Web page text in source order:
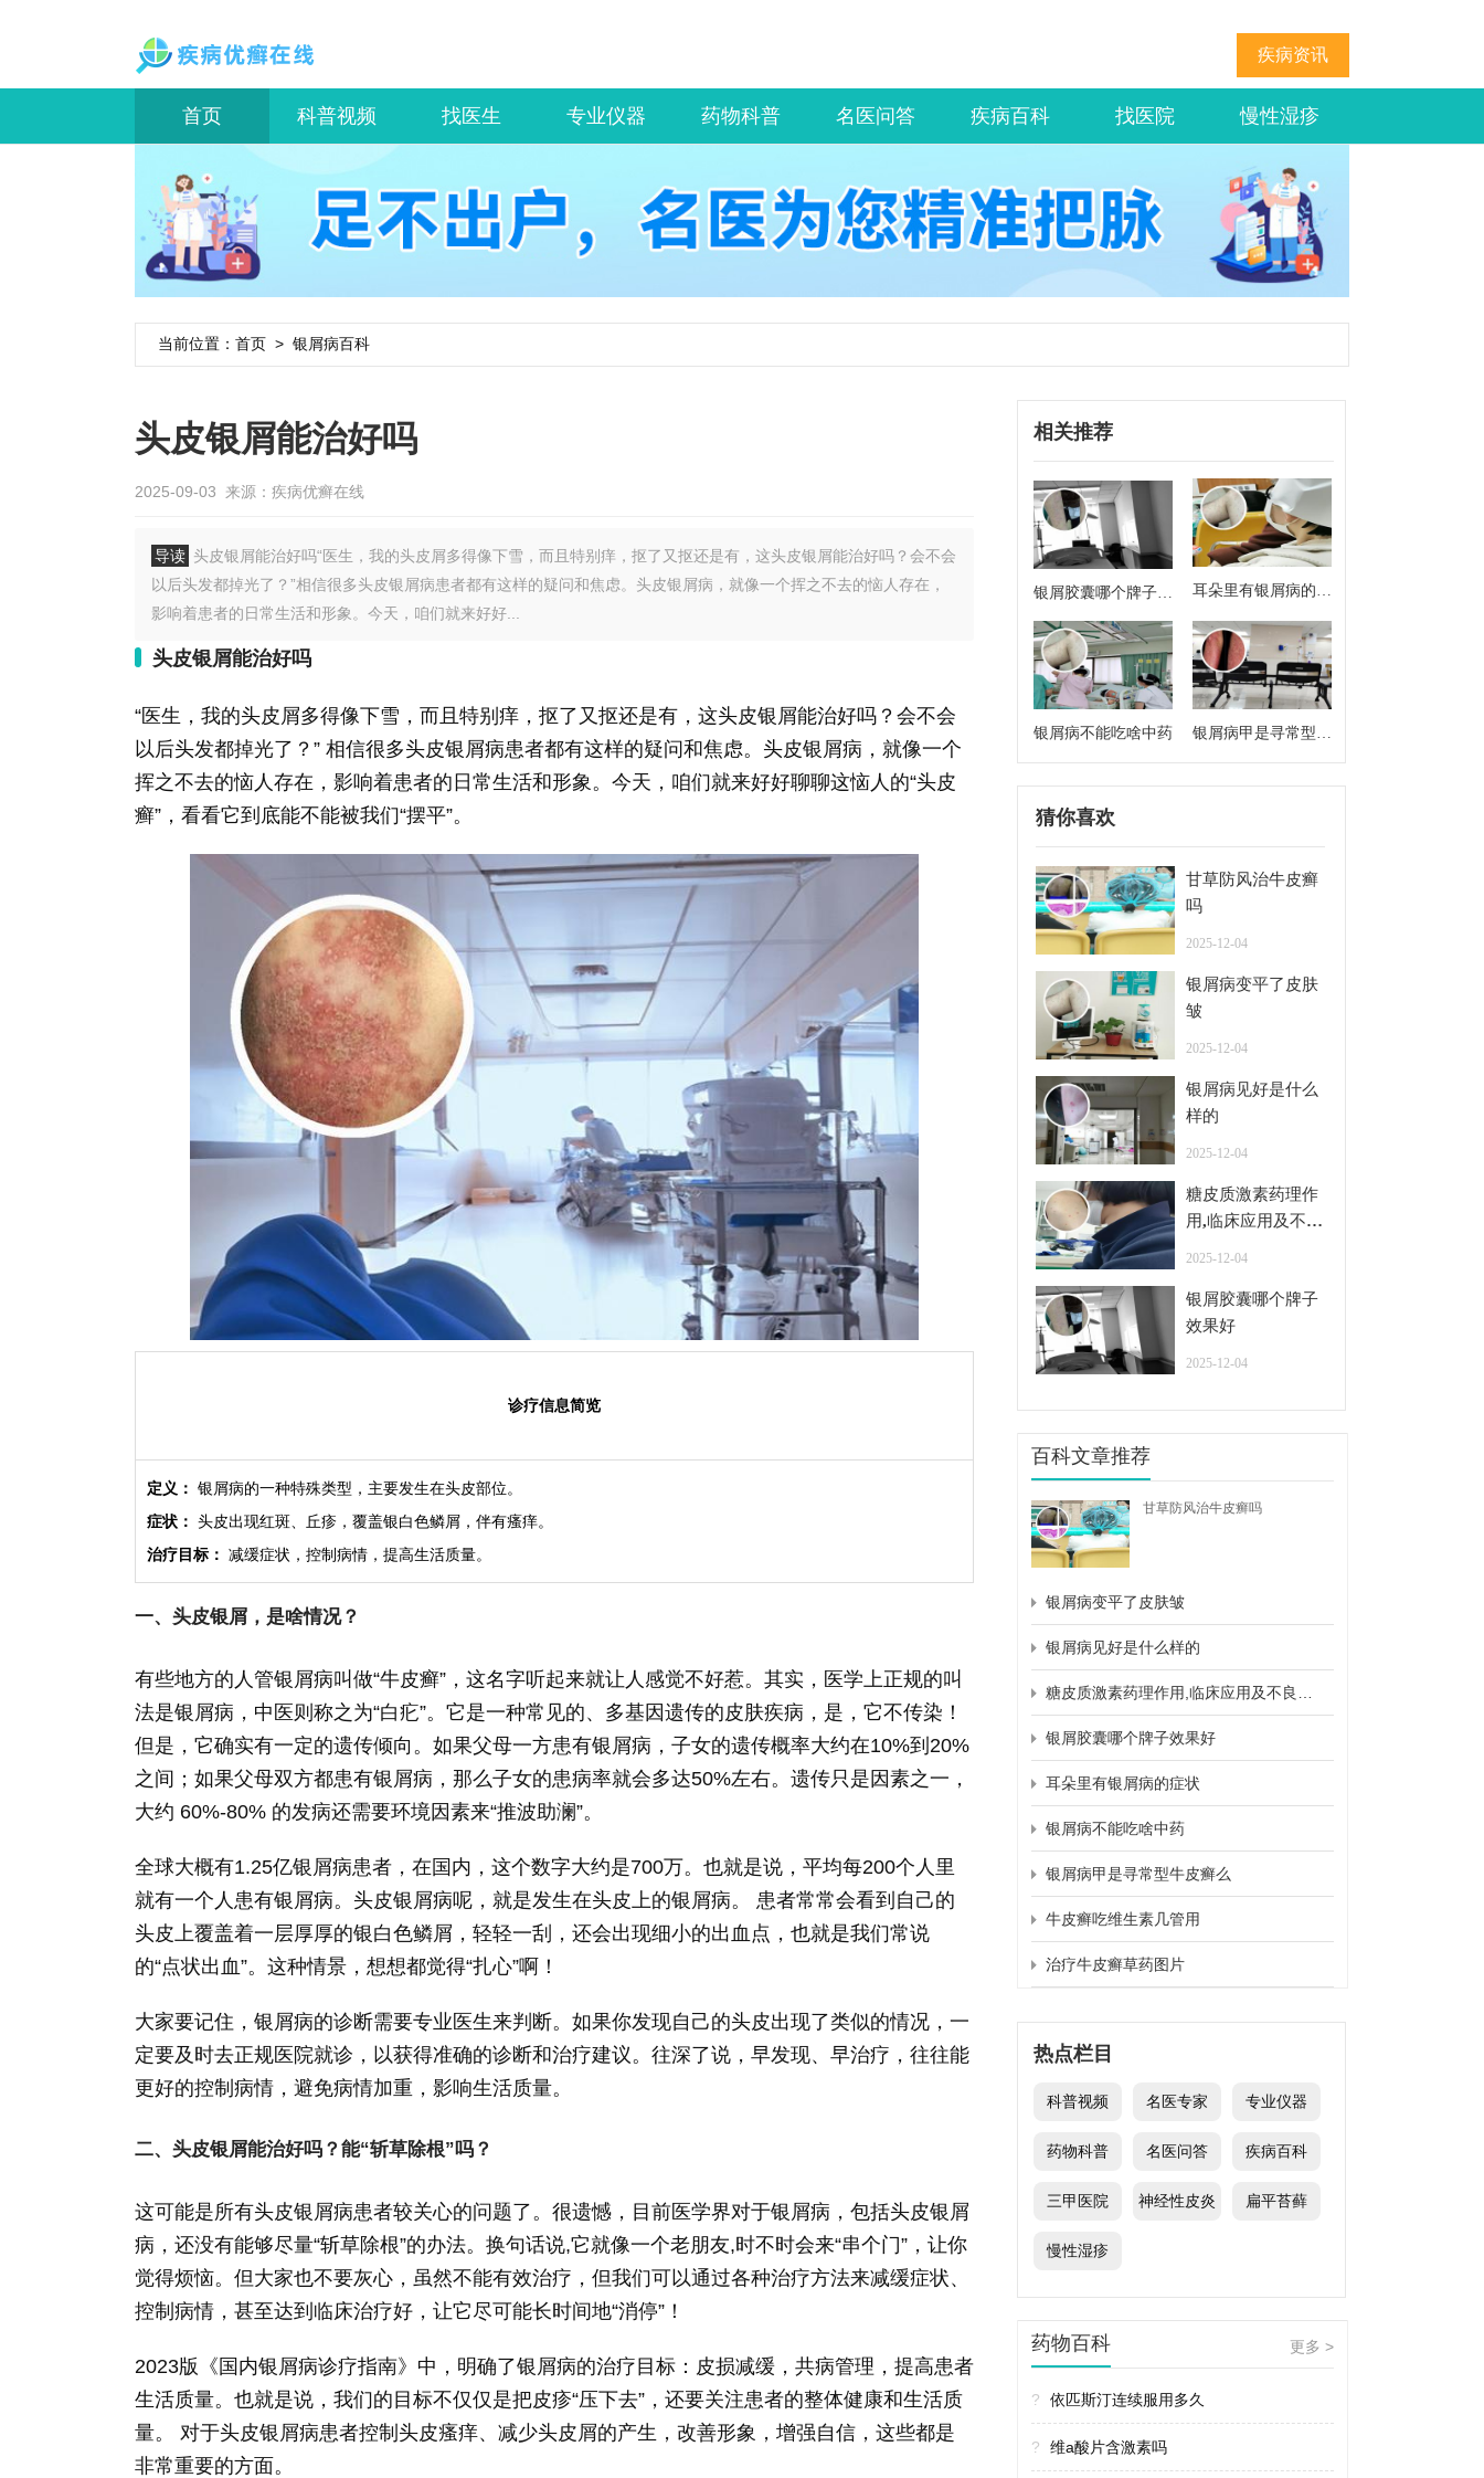
疾病资讯
首页 科普视频 找医生 专业仪器 药物科普 名医问答 疾病百科 找医院 慢性湿疹
当前位置： 首页 > 银屑病百科
头皮银屑能治好吗
2025-09-03 来源： 疾病优癣在线
导读 头皮银屑能治好吗“医生，我的头皮屑多得像下雪，而且特别痒，抠了又抠还是有，这头皮银屑能治好吗？会不会
以后头发都掉光了？”相信很多头皮银屑病患者都有这样的疑问和焦虑。头皮银屑病，就像一个挥之不去的恼人存在，
影响着患者的日常生活和形象。今天，咱们就来好好...
头皮银屑能治好吗
“医生，我的头皮屑多得像下雪，而且特别痒，抠了又抠还是有，这头皮银屑能治好吗？会不会
以后头发都掉光了？” 相信很多头皮银屑病患者都有这样的疑问和焦虑。头皮银屑病，就像一个
挥之不去的恼人存在，影响着患者的日常生活和形象。今天，咱们就来好好聊聊这恼人的“头皮
癣”，看看它到底能不能被我们“摆平”。
诊疗信息简览
定义： 银屑病的一种特殊类型，主要发生在头皮部位。
症状： 头皮出现红斑、丘疹，覆盖银白色鳞屑，伴有瘙痒。
治疗目标： 减缓症状，控制病情，提高生活质量。
一、头皮银屑，是啥情况？
有些地方的人管银屑病叫做“牛皮癣”，这名字听起来就让人感觉不好惹。其实，医学上正规的叫
法是银屑病，中医则称之为“白疕”。它是一种常见的、多基因遗传的皮肤疾病，是，它不传染！
但是，它确实有一定的遗传倾向。如果父母一方患有银屑病，子女的遗传概率大约在10%到20%
之间；如果父母双方都患有银屑病，那么子女的患病率就会多达50%左右。遗传只是因素之一，
大约 60%-80% 的发病还需要环境因素来“推波助澜”。
全球大概有1.25亿银屑病患者，在国内，这个数字大约是700万。也就是说，平均每200个人里
就有一个人患有银屑病。头皮银屑病呢，就是发生在头皮上的银屑病。 患者常常会看到自己的
头皮上覆盖着一层厚厚的银白色鳞屑，轻轻一刮，还会出现细小的出血点，也就是我们常说
的“点状出血”。这种情景，想想都觉得“扎心”啊！
大家要记住，银屑病的诊断需要专业医生来判断。如果你发现自己的头皮出现了类似的情况，一
定要及时去正规医院就诊，以获得准确的诊断和治疗建议。往深了说，早发现、早治疗，往往能
更好的控制病情，避免病情加重，影响生活质量。
二、头皮银屑能治好吗？能“斩草除根”吗？
这可能是所有头皮银屑病患者较关心的问题了。很遗憾，目前医学界对于银屑病，包括头皮银屑
病，还没有能够尽量“斩草除根”的办法。换句话说,它就像一个老朋友,时不时会来“串个门”，让你
觉得烦恼。但大家也不要灰心，虽然不能有效治疗，但我们可以通过各种治疗方法来减缓症状、
控制病情，甚至达到临床治疗好，让它尽可能长时间地“消停”！
2023版《国内银屑病诊疗指南》中，明确了银屑病的治疗目标：皮损减缓，共病管理，提高患者
生活质量。也就是说，我们的目标不仅仅是把皮疹“压下去”，还要关注患者的整体健康和生活质
量。 对于头皮银屑病患者控制头皮瘙痒、减少头皮屑的产生，改善形象，增强自信，这些都是
非常重要的方面。
相关推荐
银屑胶囊哪个牌子效
果好
耳朵里有银屑病的症
银屑病不能吃啥中药
银屑病甲是寻常型牛
皮癣么
猜你喜欢
甘草防风治牛皮癣
吗
2025-12-04
银屑病变平了皮肤
皱
2025-12-04
银屑病见好是什么
样的
2025-12-04
糖皮质激素药理作
用,临床应用及不良
2025-12-04
银屑胶囊哪个牌子
效果好
2025-12-04
百科文章推荐
甘草防风治牛皮癣吗
银屑病变平了皮肤皱
银屑病见好是什么样的
银屑胶囊哪个牌子效果好
耳朵里有银屑病的症状
银屑病不能吃啥中药
银屑病甲是寻常型牛皮癣么
牛皮癣吃维生素几管用
治疗牛皮癣草药图片
热点栏目
科普视频 名医专家 专业仪器
药物科普 名医问答 疾病百科
三甲医院 神经性皮炎 扁平苔藓
慢性湿疹
药物百科 更多 >
? 依匹斯汀连续服用多久
? 维a酸片含激素吗